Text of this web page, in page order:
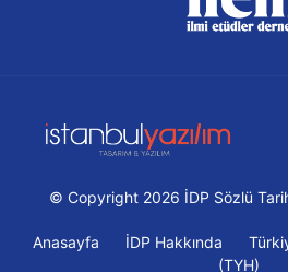
© Copyright 2026 İDP Sözlü
Anasayfa İDP Hakkında
(TYH)